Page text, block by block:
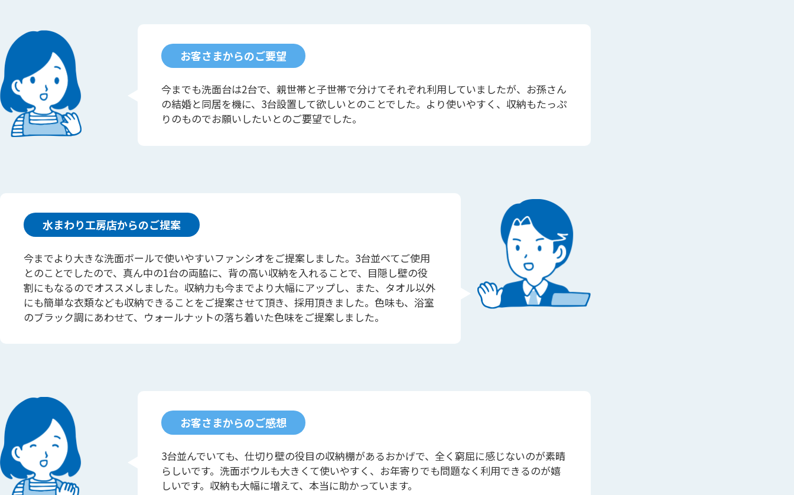
お客さまからのご要望
今までも洗面台は2台で、親世帯と子世帯で分けてそれぞれ利用していましたが、お孫さん
の結婚と同居を機に、3台設置して欲しいとのことでした。より使いやすく、収納もたっぷ
りのものでお願いしたいとのご要望でした。
水まわり工房店からのご提案
今までより大きな洗面ボールで使いやすいファンシオをご提案しました。3台並べてご使用
とのことでしたので、真ん中の1台の両脇に、背の高い収納を入れることで、目隠し壁の役
割にもなるのでオススメしました。収納力も今までより大幅にアップし、また、タオル以外
にも簡単な衣類なども収納できることをご提案させて頂き、採用頂きました。色味も、浴室
のブラック調にあわせて、ウォールナットの落ち着いた色味をご提案しました。
お客さまからのご感想
3台並んでいても、仕切り壁の役目の収納棚があるおかげで、全く窮屈に感じないのが素晴
らしいです。洗面ボウルも大きくて使いやすく、お年寄りでも問題なく利用できるのが嬉
しいです。収納も大幅に増えて、本当に助かっています。